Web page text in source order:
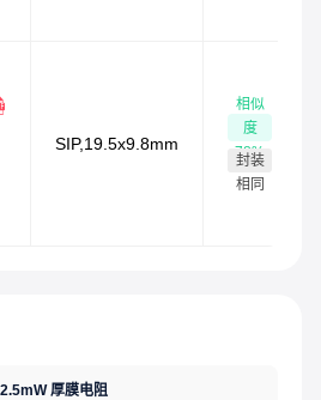
SIP,19.5x9.8mm
相似
度
78%
封装
相同
厚膜电阻